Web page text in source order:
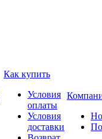
Как купить
Условия
оплаты
Условия
доставки